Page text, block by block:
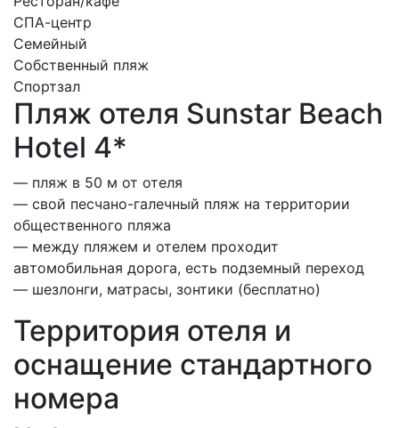
СПА-центр
Семейный
Собственный пляж
Спортзал
Пляж отеля Sunstar Beach
Hotel 4*
— пляж в 50 м от отеля
— свой песчано-галечный пляж на территории
общественного пляжа
— между пляжем и отелем проходит
автомобильная дорога, есть подземный переход
— шезлонги, матрасы, зонтики (бесплатно)
Территория отеля и
оснащение стандартного
номера